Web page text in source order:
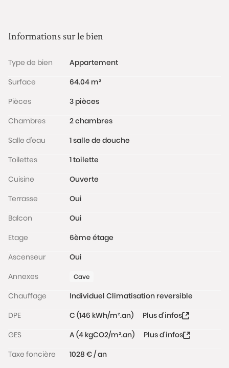
prévisionnel vendeur) : 1 540€
Conformément à l'Article L.561-5 du code monétaire
et financier, veuillez noter qu'une pièce d'identité
chaque visite.
Les informations sur les risques auxquels ce bien est
exposé sont disponibles sur le site Géorisques :
Informations sur le bien
Type de bien
Appartement
Surface
64.04 m²
Pièces
3 pièces
Chambres
2 chambres
Salle d'eau
1 salle de douche
Toilettes
1 toilette
Cuisine
Ouverte
Terrasse
Oui
Balcon
Oui
Etage
6ème étage
Ascenseur
Oui
Annexes
Cave
Chauffage
Individuel Climatisation reversible
DPE
C (146 kWh/m².an)
Plus d'infos
GES
A (4 kgCO2/m².an)
Plus d'infos
Taxe foncière
1028 € / an